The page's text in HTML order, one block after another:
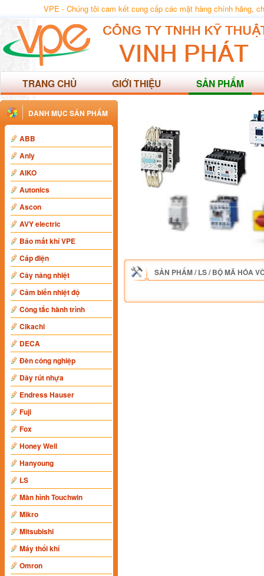
VPE - Chúng tôi cam kết cung cấp các mặt hàng chính hãng,
TRANG CHỦ GIỚI THIỆU SẢN PHẨM
DANH MỤC SẢN PHẨM
ABB
Anly
AIKO
Autonics
Ascon
AVY electric
Báo mất khí VPE
Cáp điện
Cây nâng nhiệt
Cảm biến nhiệt độ
Công tắc hành trình
Cikachi
DECA
Đèn công nghiệp
Dây rút nhựa
Endress Hauser
Fuji
Fox
Honey Well
Hanyoung
LS
Màn hình Touchwin
Mikro
Mitsubishi
Máy thổi khí
Omron
SẢN PHẨM/LS/BỘ MÃ HÓA